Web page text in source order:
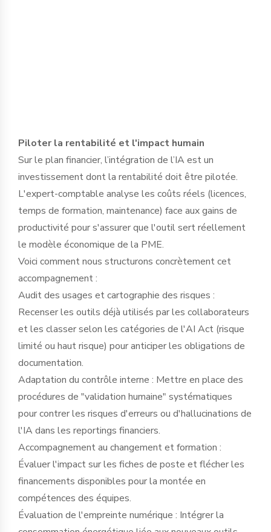
Piloter la rentabilité et l'impact humain
Sur le plan financier, l’intégration de l’IA est un
investissement dont la rentabilité doit être pilotée.
L'expert-comptable analyse les coûts réels (licences,
temps de formation, maintenance) face aux gains de
productivité pour s'assurer que l'outil sert réellement
le modèle économique de la PME.
Voici comment nous structurons concrètement cet
accompagnement :
Audit des usages et cartographie des risques :
Recenser les outils déjà utilisés par les collaborateurs
et les classer selon les catégories de l'AI Act (risque
limité ou haut risque) pour anticiper les obligations de
documentation.
Adaptation du contrôle interne : Mettre en place des
procédures de "validation humaine" systématiques
pour contrer les risques d'erreurs ou d'hallucinations de
l'IA dans les reportings financiers.
Accompagnement au changement et formation :
Évaluer l'impact sur les fiches de poste et flécher les
financements disponibles pour la montée en
compétences des équipes.
Évaluation de l'empreinte numérique : Intégrer la